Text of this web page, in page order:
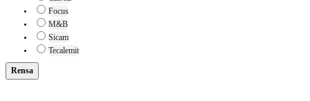
Focus
M&B
Sicam
Tecalemit
Rensa